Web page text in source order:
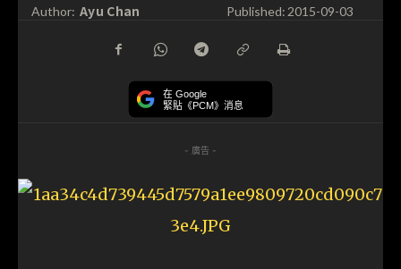
Author: Ayu Chan Published:2015-09-03
在 Google
緊貼《PCM》消息
- 廣告 -